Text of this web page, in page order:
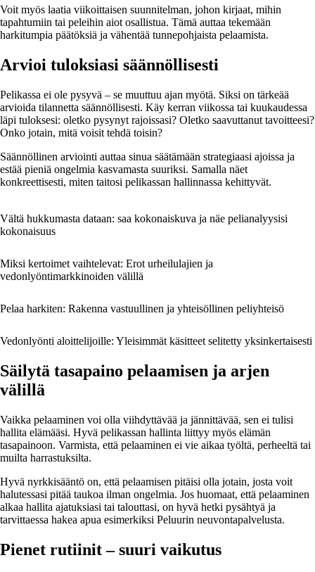
Voit myös laatia viikoittaisen suunnitelman, johon kirjaat, mihin
tapahtumiin tai peleihin aiot osallistua. Tämä auttaa tekemään
harkitumpia päätöksiä ja vähentää tunnepohjaista pelaamista.
Arvioi tuloksiasi säännöllisesti
Pelikassa ei ole pysyvä – se muuttuu ajan myötä. Siksi on tärkeää
arvioida tilannetta säännöllisesti. Käy kerran viikossa tai kuukaudessa
läpi tuloksesi: oletko pysynyt rajoissasi? Oletko saavuttanut tavoitteesi?
Onko jotain, mitä voisit tehdä toisin?
Säännöllinen arviointi auttaa sinua säätämään strategiaasi ajoissa ja
estää pieniä ongelmia kasvamasta suuriksi. Samalla näet
konkreettisesti, miten taitosi pelikassan hallinnassa kehittyvät.
Vältä hukkumasta dataan: saa kokonaiskuva ja näe pelianalyysisi
kokonaisuus
Miksi kertoimet vaihtelevat: Erot urheilulajien ja
vedonlyöntimarkkinoiden välillä
Pelaa harkiten: Rakenna vastuullinen ja yhteisöllinen peliyhteisö
Vedonlyönti aloittelijoille: Yleisimmät käsitteet selitetty yksinkertaisesti
Säilytä tasapaino pelaamisen ja arjen
välillä
Vaikka pelaaminen voi olla viihdyttävää ja jännittävää, sen ei tulisi
hallita elämääsi. Hyvä pelikassan hallinta liittyy myös elämän
tasapainoon. Varmista, että pelaaminen ei vie aikaa työltä, perheeltä tai
muilta harrastuksilta.
Hyvä nyrkkisääntö on, että pelaamisen pitäisi olla jotain, josta voit
halutessasi pitää taukoa ilman ongelmia. Jos huomaat, että pelaaminen
alkaa hallita ajatuksiasi tai talouttasi, on hyvä hetki pysähtyä ja
tarvittaessa hakea apua esimerkiksi Peluurin neuvontapalvelusta.
Pienet rutiinit – suuri vaikutus